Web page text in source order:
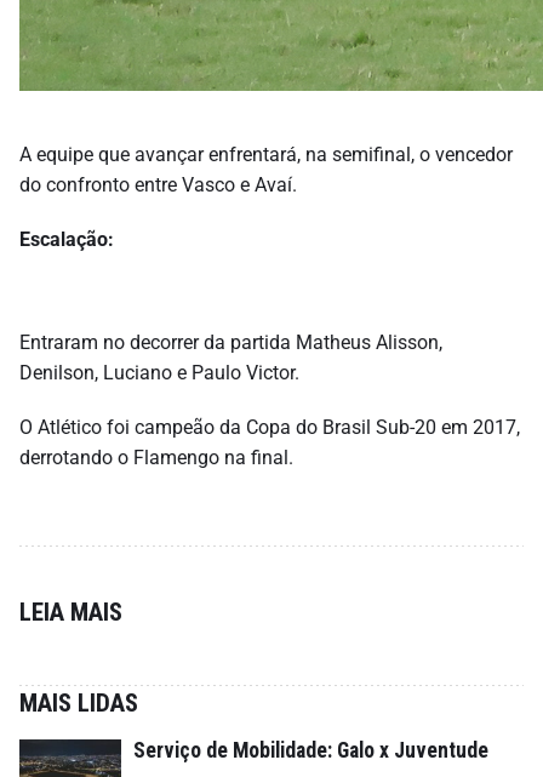
A equipe que avançar enfrentará, na semifinal, o vencedor
do confronto entre Vasco e Avaí.
Escalação:
Entraram no decorrer da partida Matheus Alisson,
Denilson, Luciano e Paulo Victor.
O Atlético foi campeão da Copa do Brasil Sub-20 em 2017,
derrotando o Flamengo na final.
LEIA MAIS
MAIS LIDAS
Serviço de Mobilidade: Galo x Juventude